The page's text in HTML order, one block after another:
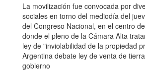
La movilización fue convocada por
sociales en torno del mediodía del
del Congreso Nacional, en el centro
donde el pleno de la Cámara Alta
ley de "inviolabilidad de la propiedad
Argentina debate ley de venta de
gobierno